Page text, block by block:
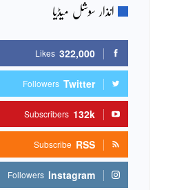
انذار سوشل میڈیا
322,000
Likes
Twitter
Followers
132k
Subscribers
RSS
Subscribe
Instagram
Followers